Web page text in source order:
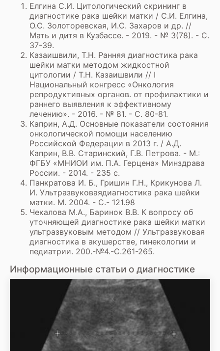
Елгина С.И. Цитологический скрининг в
диагностике рака шейки матки / С.И. Елгина,
О.С. Золоторевская, И.С. Захаров и др. //
Мать и дитя в Кузбассе. - 2019. - № 3(78). - С.
37-39.
Казаишвили, Т.Н. Ранняя диагностика рака
шейки матки методом жидкостной
цитологии / Т.Н. Казаишвили // I
Национальный конгресс «Онкология
репродуктивных органов. от профилактики и
раннего выявления к эффективному
лечению». - 2016. - № 81. - С. 80-81.
Каприн, А.Д. Основные показатели состояния
онкологической помощи населению
Российской Федерации в 2013 г. / А.Д.
Каприн, В.В. Старинский, Г.В. Петрова. - М.:
ФГБУ «МНИОИ им. П.А. Герцена» Минздрава
России. - 2014. - 235 с.
Панкратова И. Б., Гришин Г.Н., Крикунова Л.
И. Ультразвуковаядиагностика рака шейки
матки. М. 2004. - С.- 121.98
Чекалова М.А., Баринок В.В. К вопросу об
уточняющей диагностике рака шейки матки
ультразвуковым методом // Ультразвуковая
диагностика в акушерстве, гинекологии и
педиатрии. 200.-№4.-С.261-265.
Информационные статьи о диагностике